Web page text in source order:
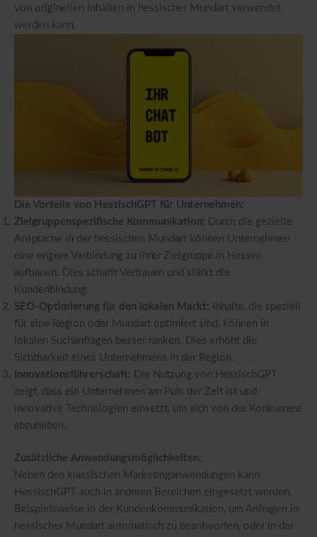
von originellen Inhalten in hessischer Mundart verwendet
werden kann.
Die Vorteile von HessischGPT für Unternehmen:
Zielgruppenspezifische Kommunikation: Durch die gezielte
Ansprache in der hessischen Mundart können Unternehmen
eine engere Verbindung zu ihrer Zielgruppe in Hessen
aufbauen. Dies schafft Vertrauen und stärkt die
Kundenbindung.
SEO-Optimierung für den lokalen Markt: Inhalte, die speziell
für eine Region oder Mundart optimiert sind, können in
lokalen Suchanfragen besser ranken. Dies erhöht die
Sichtbarkeit eines Unternehmens in der Region.
Innovationsführerschaft: Die Nutzung von HessischGPT
zeigt, dass ein Unternehmen am Puls der Zeit ist und
innovative Technologien einsetzt, um sich von der Konkurrenz
abzuheben.
Zusätzliche Anwendungsmöglichkeiten:
Neben den klassischen Marketinganwendungen kann
HessischGPT auch in anderen Bereichen eingesetzt werden.
Beispielsweise in der Kundenkommunikation, um Anfragen in
hessischer Mundart automatisch zu beantworten, oder in der